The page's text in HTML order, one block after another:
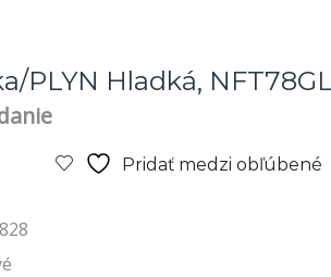
PLYN Hladká, NFT78GL
Pridať medzi obľúbené
828